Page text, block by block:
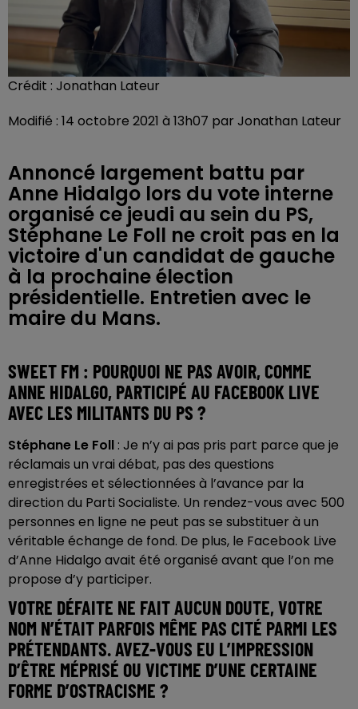
Crédit : Jonathan Lateur
Modifié : 14 octobre 2021 à 13h07 par Jonathan Lateur
Annoncé largement battu par
Anne Hidalgo lors du vote interne
organisé ce jeudi au sein du PS,
Stéphane Le Foll ne croit pas en la
victoire d'un candidat de gauche
à la prochaine élection
présidentielle. Entretien avec le
maire du Mans.
SWEET FM : POURQUOI NE PAS AVOIR, COMME
ANNE HIDALGO, PARTICIPÉ AU FACEBOOK LIVE
AVEC LES MILITANTS DU PS ?
Stéphane Le Foll : Je n’y ai pas pris part parce que je
réclamais un vrai débat, pas des questions
enregistrées et sélectionnées à l’avance par la
direction du Parti Socialiste. Un rendez-vous avec 500
personnes en ligne ne peut pas se substituer à un
véritable échange de fond. De plus, le Facebook Live
d’Anne Hidalgo avait été organisé avant que l’on me
propose d’y participer.
VOTRE DÉFAITE NE FAIT AUCUN DOUTE, VOTRE
NOM N’ÉTAIT PARFOIS MÊME PAS CITÉ PARMI LES
PRÉTENDANTS. AVEZ-VOUS EU L’IMPRESSION
D’ÊTRE MÉPRISÉ OU VICTIME D’UNE CERTAINE
FORME D’OSTRACISME ?